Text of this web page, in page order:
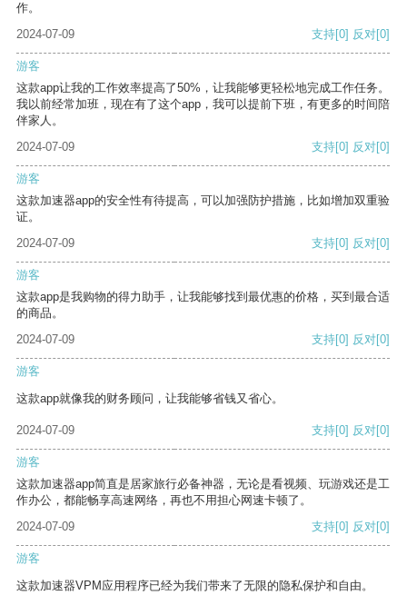
作。
2024-07-09
支持[0] 反对[0]
游客
这款app让我的工作效率提高了50%，让我能够更轻松地完成工作任务。
我以前经常加班，现在有了这个app，我可以提前下班，有更多的时间陪
伴家人。
2024-07-09
支持[0] 反对[0]
游客
这款加速器app的安全性有待提高，可以加强防护措施，比如增加双重验
证。
2024-07-09
支持[0] 反对[0]
游客
这款app是我购物的得力助手，让我能够找到最优惠的价格，买到最合适
的商品。
2024-07-09
支持[0] 反对[0]
游客
这款app就像我的财务顾问，让我能够省钱又省心。
2024-07-09 支持[0] 反对[0]
游客
这款加速器app简直是居家旅行必备神器，无论是看视频、玩游戏还是工
作办公，都能畅享高速网络，再也不用担心网速卡顿了。
2024-07-09
支持[0] 反对[0]
游客
这款加速器VPM应用程序已经为我们带来了无限的隐私保护和自由。